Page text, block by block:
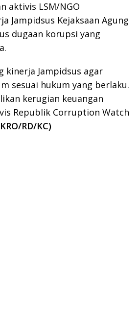
aktivis LSM/NGO
Jampidsus Kejaksaan Agung
dugaan korupsi yang
kinerja Jampidsus agar
sesuai hukum yang berlaku.
kerugian keuangan
Republik Corruption Watch
RD/KC)